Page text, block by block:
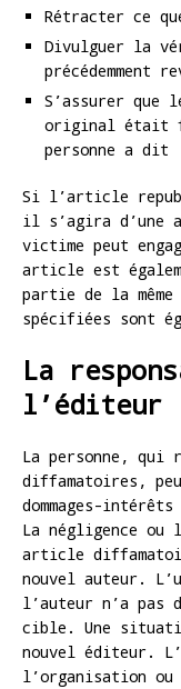
Rétracter ce
Divulguer la
précédemment
S’assurer que
original était
personne a dit
Si l’article
il s’agira
victime peut
article est
partie de la
spécifiées sont
La
l’éditeur
La personne, qui
diffamatoires,
dommages-
La négligence ou
article
nouvel auteur.
l’auteur n’a pas
cible. Une
nouvel éditeur.
l’organisation ou